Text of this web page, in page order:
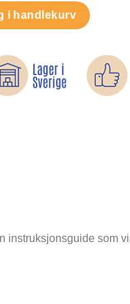
antall
i handlekurv
instruksjonsguide som